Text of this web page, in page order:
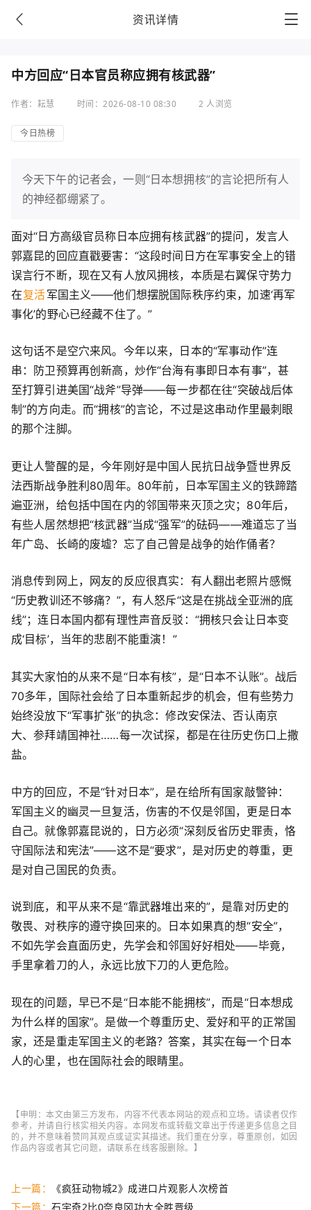
资讯详情
中方回应“日本官员称应拥有核武器”
作者：耘慧 时间：2026-08-10 08:30 2 人浏览
今日热榜
今天下午的记者会，一则“日本想拥核”的言论把所有人
的神经都绷紧了。
面对“日方高级官员称日本应拥有核武器”的提问，发言人
郭嘉昆的回应直戳要害：“这段时间日方在军事安全上的错
误言行不断，现在又有人放风拥核，本质是右翼保守势力
在复活军国主义——他们想摆脱国际秩序约束，加速‘再军
事化’的野心已经藏不住了。”
这句话不是空穴来风。今年以来，日本的“军事动作”连
串：防卫预算再创新高，炒作“台海有事即日本有事”，甚
至打算引进美国“战斧”导弹——每一步都在往“突破战后体
制”的方向走。而“拥核”的言论，不过是这串动作里最刺眼
的那个注脚。
更让人警醒的是，今年刚好是中国人民抗日战争暨世界反
法西斯战争胜利80周年。80年前，日本军国主义的铁蹄踏
遍亚洲，给包括中国在内的邻国带来灭顶之灾；80年后，
有些人居然想把“核武器”当成“强军”的砝码——难道忘了当
年广岛、长崎的废墟？忘了自己曾是战争的始作俑者？
消息传到网上，网友的反应很真实：有人翻出老照片感慨
“历史教训还不够痛？”，有人怒斥“这是在挑战全亚洲的底
线”；连日本国内都有理性声音反驳：“拥核只会让日本变
成‘目标’，当年的悲剧不能重演！”
其实大家怕的从来不是“日本有核”，是“日本不认账”。战后
70多年，国际社会给了日本重新起步的机会，但有些势力
始终没放下“军事扩张”的执念：修改安保法、否认南京
大、参拜靖国神社……每一次试探，都是在往历史伤口上撒
盐。
中方的回应，不是“针对日本”，是在给所有国家敲警钟：
军国主义的幽灵一旦复活，伤害的不仅是邻国，更是日本
自己。就像郭嘉昆说的，日方必须“深刻反省历史罪责，恪
守国际法和宪法”——这不是“要求”，是对历史的尊重，更
是对自己国民的负责。
说到底，和平从来不是“靠武器堆出来的”，是靠对历史的
敬畏、对秩序的遵守换回来的。日本如果真的想“安全”，
不如先学会直面历史，先学会和邻国好好相处——毕竟，
手里拿着刀的人，永远比放下刀的人更危险。
现在的问题，早已不是“日本能不能拥核”，而是“日本想成
为什么样的国家”。是做一个尊重历史、爱好和平的正常国
家，还是重走军国主义的老路？答案，其实在每一个日本
人的心里，也在国际社会的眼睛里。
【申明：本文由第三方发布，内容不代表本网站的观点和立场。请读者仅作
参考，并请自行核实相关内容。本网发布或转载文章出于传递更多信息之目
的，并不意味着赞同其观点或证实其描述。我们重在分享，尊重原创，如因
作品内容或者其它问题，请联系在线客服删除。】
上一篇：
《疯狂动物城2》成进口片观影人次榜首
下一篇： 石宇奇2比0奈良冈功大全胜晋级